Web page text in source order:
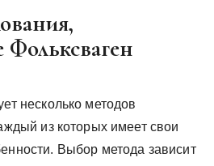
Фольксваген
несколько методов
из которых имеет свои
Выбор метода зависит